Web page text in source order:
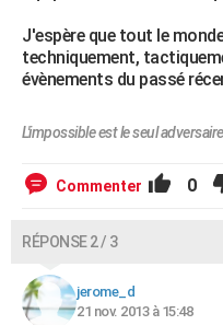
J'espère que tout le
techniquement,
évènements du passé
L'impossible est le seul
Commenter 0
RÉPONSE 2 / 3
jerome_d
21 nov. 2013 à 15:48